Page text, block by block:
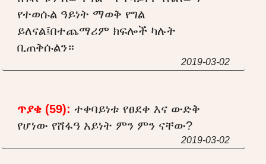
የተወሱል ዓይነት ማወቅ የግል
ይለናል፤በተጨማሪም ክፍሎች ካሉት
ቢጠቅሱልን።
2019-03-02
ጥያቄ (59): ተቀባይነቱ የፀደቀ እና ውድቅ
የሆነው የሸፋዓ አይነት ምን ምን ናቸው?
2019-03-02